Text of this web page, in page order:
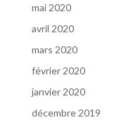
mai 2020
avril 2020
mars 2020
février 2020
janvier 2020
décembre 2019